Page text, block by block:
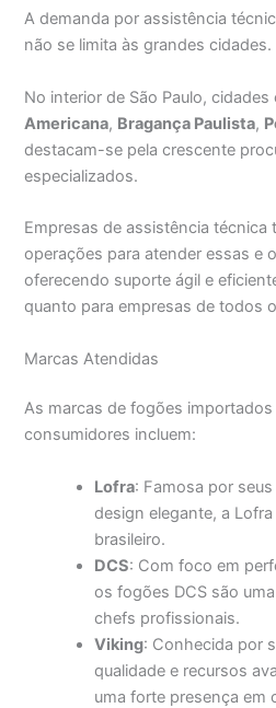
A demanda por assistência
não se limita às grandes cidades.
No interior de São Paulo,
Americana, Bragança Paulista,
destacam-se pela crescente
especializados.
Empresas de assistência técnica
operações para atender essas e
oferecendo suporte ágil e
quanto para empresas de todos
Marcas Atendidas
As marcas de fogões
consumidores incluem:
Lofra: Famosa por
design elegante, a
brasileiro.
DCS: Com foco em
os fogões DCS são
chefs profissionais.
Viking: Conhecida por
qualidade e recursos
uma forte presença em